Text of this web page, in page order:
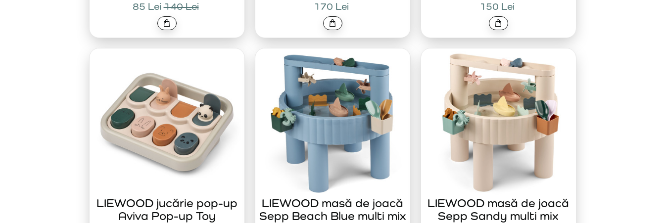
85 Lei 140 Lei 170 Lei 150 Lei
LIEWOOD jucărie pop-up
Aviva Pop-up Toy
LIEWOOD masă de joacă
Sepp Beach Blue multi mix
LIEWOOD masă de joacă
Sepp Sandy multi mix